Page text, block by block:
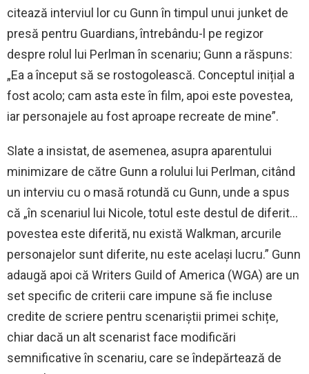
citează interviul lor cu Gunn în timpul unui junket de
presă pentru Guardians, întrebându-l pe regizor
despre rolul lui Perlman în scenariu; Gunn a răspuns:
„Ea a început să se rostogolească. Conceptul inițial a
fost acolo; cam asta este în film, apoi este povestea,
iar personajele au fost aproape recreate de mine”.
Slate a insistat, de asemenea, asupra aparentului
minimizare de către Gunn a rolului lui Perlman, citând
un interviu cu o masă rotundă cu Gunn, unde a spus
că „în scenariul lui Nicole, totul este destul de diferit…
povestea este diferită, nu există Walkman, arcurile
personajelor sunt diferite, nu este același lucru.” Gunn
adaugă apoi că Writers Guild of America (WGA) are un
set specific de criterii care impune să fie incluse
credite de scriere pentru scenariștii primei schițe,
chiar dacă un alt scenarist face modificări
semnificative în scenariu, care se îndepărtează de